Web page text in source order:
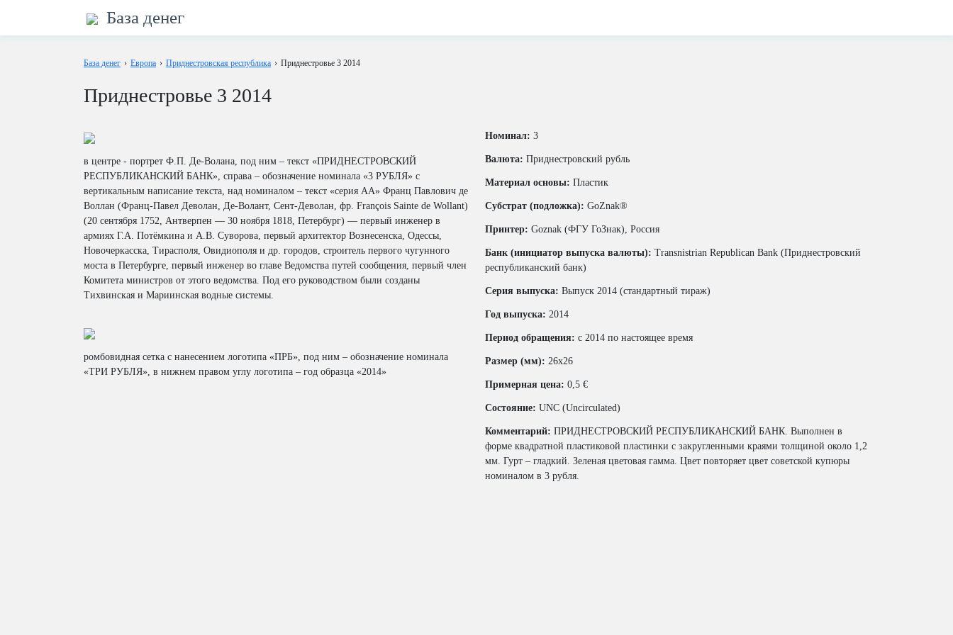
База денег
База денег › Европа › Приднестровская республика › Приднестровье 3 2014
Приднестровье 3 2014
в центре - портрет Ф.П. Де-Волана, под ним – текст «ПРИДНЕСТРОВСКИЙ
РЕСПУБЛИКАНСКИЙ БАНК», справа – обозначение номинала «3 РУБЛЯ» с
вертикальным написание текста, над номиналом – текст «серия АА» Франц Павлович де
Воллан (Франц-Павел Деволан, Де-Волант, Сент-Деволан, фр. François Sainte de Wollant)
(20 сентября 1752, Антверпен — 30 ноября 1818, Петербург) — первый инженер в
армиях Г.А. Потёмкина и А.В. Суворова, первый архитектор Вознесенска, Одессы,
Новочеркасска, Тирасполя, Овидиополя и др. городов, строитель первого чугунного
моста в Петербурге, первый инженер во главе Ведомства путей сообщения, первый член
Комитета министров от этого ведомства. Под его руководством были созданы
Тихвинская и Мариинская водные системы.
ромбовидная сетка с нанесением логотипа «ПРБ», под ним – обозначение номинала
«ТРИ РУБЛЯ», в нижнем правом углу логотипа – год образца «2014»
Номинал: 3
Валюта: Приднестровский рубль
Материал основы: Пластик
Субстрат (подложка): GoZnak®
Принтер: Goznak (ФГУ ГоЗнак), Россия
Банк (инициатор выпуска валюты): Transnistrian Republican Bank (Приднестровский
республиканский банк)
Серия выпуска: Выпуск 2014 (стандартный тираж)
Год выпуска: 2014
Период обращения: с 2014 по настоящее время
Размер (мм): 26x26
Примерная цена: 0,5 €
Состояние: UNC (Uncirculated)
Комментарий: ПРИДНЕСТРОВСКИЙ РЕСПУБЛИКАНСКИЙ БАНК. Выполнен в
форме квадратной пластиковой пластинки с закругленными краями толщиной около 1,2
мм. Гурт – гладкий. Зеленая цветовая гамма. Цвет повторяет цвет советской купюры
номиналом в 3 рубля.